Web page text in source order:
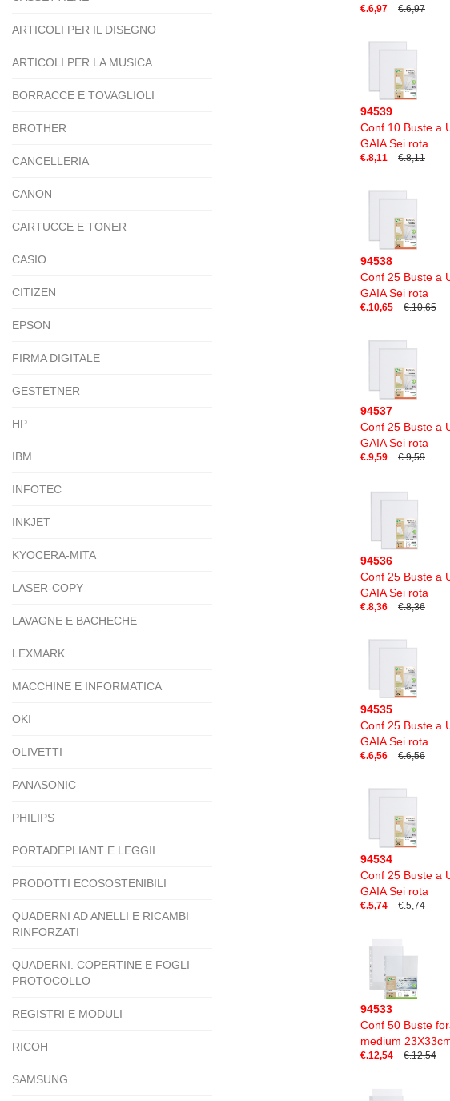
ARTICOLI PER IL DISEGNO
ARTICOLI PER LA MUSICA
BORRACCE E TOVAGLIOLI
BROTHER
CANCELLERIA
CANON
CARTUCCE E TONER
CASIO
CITIZEN
EPSON
FIRMA DIGITALE
GESTETNER
HP
IBM
INFOTEC
INKJET
KYOCERA-MITA
LASER-COPY
LAVAGNE E BACHECHE
LEXMARK
MACCHINE E INFORMATICA
OKI
OLIVETTI
PANASONIC
PHILIPS
PORTADEPLIANT E LEGGII
PRODOTTI ECOSOSTENIBILI
QUADERNI AD ANELLI E RICAMBI
RINFORZATI
QUADERNI. COPERTINE E FOGLI
PROTOCOLLO
REGISTRI E MODULI
RICOH
SAMSUNG
€.6,97 €.6,97
94539
Conf 10 Buste a
GAIA Sei rota
€.8,11 €.8,11
94538
Conf 25 Buste a
GAIA Sei rota
€.10,65 €.10,65
94537
Conf 25 Buste a
GAIA Sei rota
€.9,59 €.9,59
94536
Conf 25 Buste a
GAIA Sei rota
€.8,36 €.8,36
94535
Conf 25 Buste a
GAIA Sei rota
€.6,56 €.6,56
94534
Conf 25 Buste a
GAIA Sei rota
€.5,74 €.5,74
94533
Conf 50 Buste
medium
€.12,54 €.12,54